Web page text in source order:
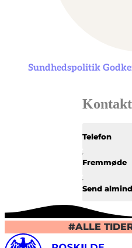
Sundhedspolitik
Kontakt
Telefon
Fremmøde
Send
#ALLE